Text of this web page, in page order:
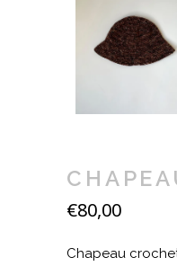
€80,00
Chapeau